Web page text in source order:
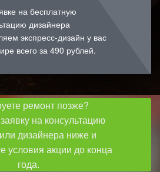
на бесплатную
дизайнера
экспресс-дизайн у вас
всего за 490 рублей.
ремонт позже?
на консультацию
дизайнера ниже и
условия акции до конца
года.